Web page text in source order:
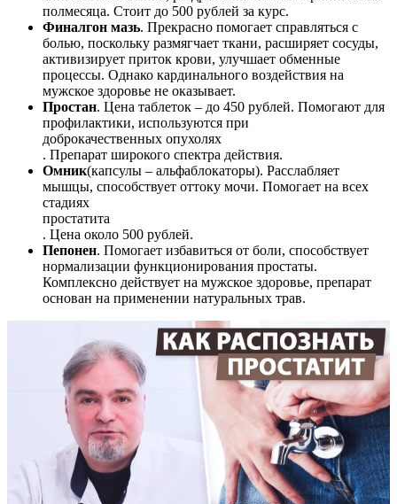
полмесяца. Стоит до 500 рублей за курс.
Финалгон мазь. Прекрасно помогает справляться с
болью, поскольку размягчает ткани, расширяет сосуды,
активизирует приток крови, улучшает обменные
процессы. Однако кардинального воздействия на
мужское здоровье не оказывает.
Простан. Цена таблеток – до 450 рублей. Помогают для
профилактики, используются при
доброкачественных опухолях
. Препарат широкого спектра действия.
Омник(капсулы – альфаблокаторы). Расслабляет
мышцы, способствует оттоку мочи. Помогает на всех
стадиях
простатита
. Цена около 500 рублей.
Пепонен. Помогает избавиться от боли, способствует
нормализации функционирования простаты.
Комплексно действует на мужское здоровье, препарат
основан на применении натуральных трав.